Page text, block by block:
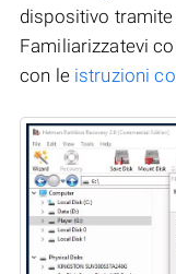
dispositivo tramite
Familiarizzatevi
con le istruzioni